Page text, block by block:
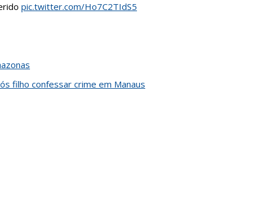
pic.twitter.com/Ho7C2TIdS5
filho confessar crime em Manaus